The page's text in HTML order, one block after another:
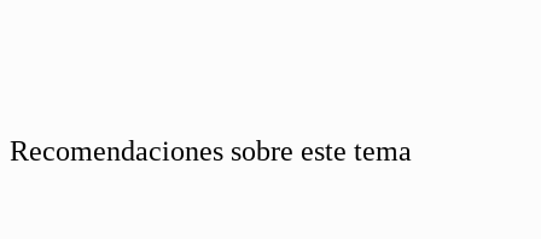
Recomendaciones sobre este tema